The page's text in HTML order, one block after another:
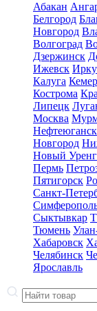
Абакан
Белгород
Новгород
Волгоград
Дзержинск
Ижевск
Калуга
Кострома
Липецк
Москва
Нефтеюганск
Новгород
Новый
Пермь
Пятигорск
Санкт-
Сыктывкар
Тюмень
Хабаровск
Челябинск
Ярославль